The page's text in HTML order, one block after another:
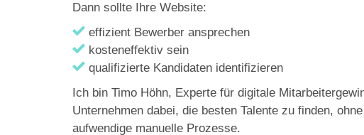
Dann sollte Ihre Website:
effizient Bewerber ansprechen
kosteneffektiv sein
qualifizierte Kandidaten identifizieren
Ich bin Timo Höhn, Experte für digitale
Unternehmen dabei, die besten Talente zu finden,
aufwendige manuelle Prozesse.